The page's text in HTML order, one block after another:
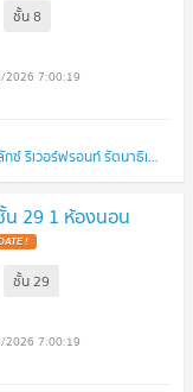
ชั้น8
2026 7:00:19
Metro Luxe Riverfront Rattanathibet (เมโทร ลักซ์ ริเวอร์ฟรอนท์ รัตนาธิเบศร์)
น 29 1 ห้องนอน
ชั้น29
2026 7:00:19